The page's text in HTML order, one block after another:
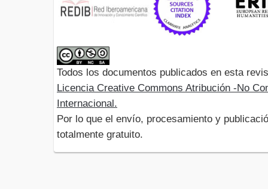
Todos los documentos publicados en esta
Licencia Creative Commons Atribución -No
Internacional.
Por lo que el envío, procesamiento y
totalmente gratuito.